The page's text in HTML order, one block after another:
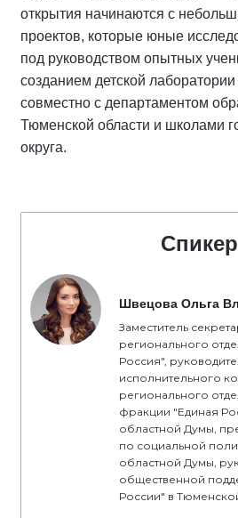
открытия начинаются с
проектов, которые юные
под руководством опытных
созданием детской
совместно с департаментом
Тюменской области и школами
округа.
Спикер
Швецова Ольга
Заместитель
регионального
Россия",
исполнительного
регионального
фракции "Единая
областной Думы,
по социальной
областной Думы,
общественной
России" в